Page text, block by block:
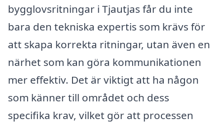
bygglovsritningar i Tjautjas får du inte
bara den tekniska expertis som krävs för
att skapa korrekta ritningar, utan även en
närhet som kan göra kommunikationen
mer effektiv. Det är viktigt att ha någon
som känner till området och dess
specifika krav, vilket gör att processen